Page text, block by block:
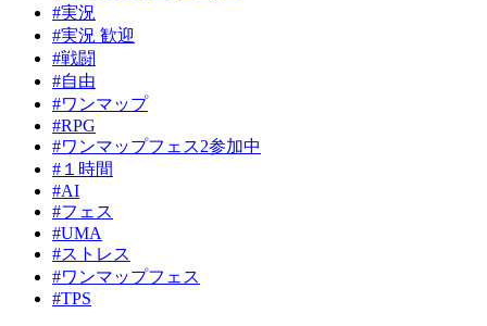
#実況
#実況 歓迎
#戦闘
#自由
#ワンマップ
#RPG
#ワンマップフェス2参加中
#１時間
#AI
#フェス
#UMA
#ストレス
#ワンマップフェス
#TPS